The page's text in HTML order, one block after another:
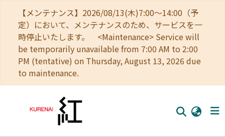
【メンテナンス】2026/08/13(木)7:00～14:00（予
定）において、メンテナンスのため、サービスを一
時停止いたします。 <Maintenance> Service will
be temporarily unavailable from 7:00 AM to 2:00
PM (tentative) on Thursday, August 13, 2026 due
to maintenance.